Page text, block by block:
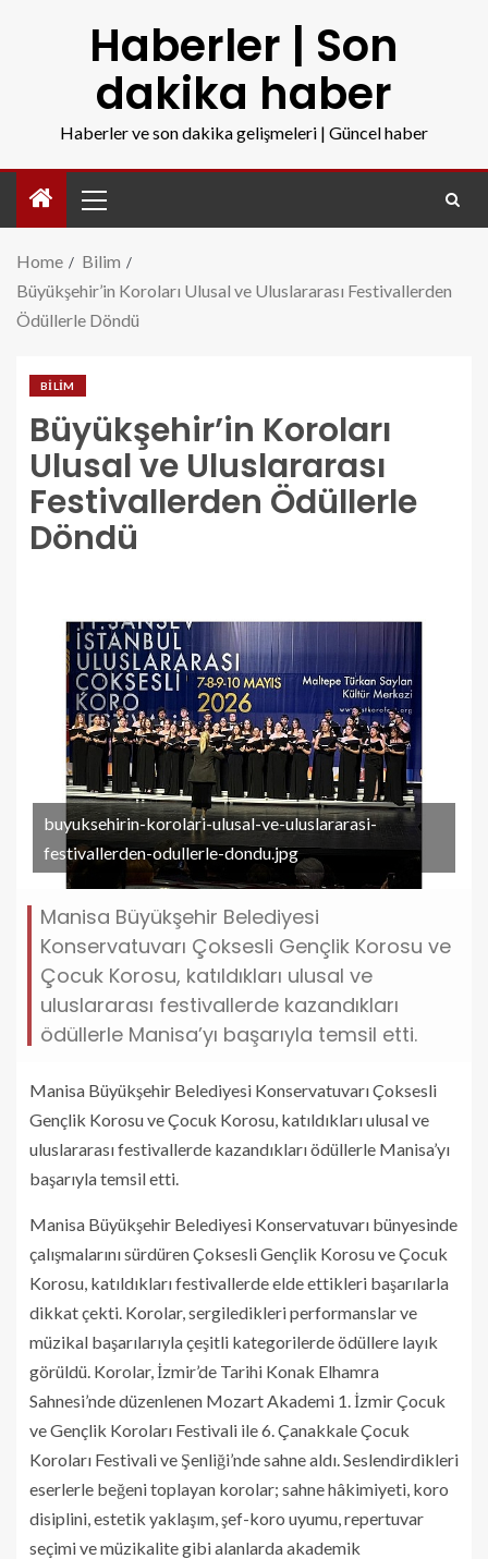
Haberler | Son
dakika haber
Haberler ve son dakika gelişmeleri | Güncel haber
Home
Bilim
Büyükşehir’in Koroları Ulusal ve Uluslararası Festivallerden
Ödüllerle Döndü
BILIM
Büyükşehir’in Koroları
Ulusal ve Uluslararası
Festivallerden Ödüllerle
Döndü
buyuksehirin-korolari-ulusal-ve-uluslararasi-
festivallerden-odullerle-dondu.jpg
Manisa Büyükşehir Belediyesi
Konservatuvarı Çoksesli Gençlik Korosu ve
Çocuk Korosu, katıldıkları ulusal ve
uluslararası festivallerde kazandıkları
ödüllerle Manisa’yı başarıyla temsil etti.
Manisa Büyükşehir Belediyesi Konservatuvarı Çoksesli
Gençlik Korosu ve Çocuk Korosu, katıldıkları ulusal ve
uluslararası festivallerde kazandıkları ödüllerle Manisa’yı
başarıyla temsil etti.
Manisa Büyükşehir Belediyesi Konservatuvarı bünyesinde
çalışmalarını sürdüren Çoksesli Gençlik Korosu ve Çocuk
Korosu, katıldıkları festivallerde elde ettikleri başarılarla
dikkat çekti. Korolar, sergiledikleri performanslar ve
müzikal başarılarıyla çeşitli kategorilerde ödüllere layık
görüldü. Korolar, İzmir’de Tarihi Konak Elhamra
Sahnesi’nde düzenlenen Mozart Akademi 1. İzmir Çocuk
ve Gençlik Koroları Festivali ile 6. Çanakkale Çocuk
Koroları Festivali ve Şenliği’nde sahne aldı. Seslendirdikleri
eserlerle beğeni toplayan korolar; sahne hâkimiyeti, koro
disiplini, estetik yaklaşım, şef-koro uyumu, repertuvar
seçimi ve müzikalite gibi alanlarda akademik